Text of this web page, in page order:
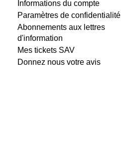
Informations du compte
Paramètres de confidentialité
Abonnements aux lettres
d'information
Mes tickets SAV
Donnez nous votre avis